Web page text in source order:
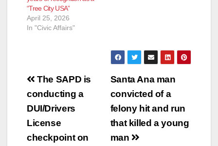
“Tree City USA”
April 25, 2026
In "Civic Affairs"
Post
navigation
Santa Ana man
convicted of a
felony hit and run
that killed a young
man
The SAPD is
conducting a
DUI/Drivers
License
checkpoint on